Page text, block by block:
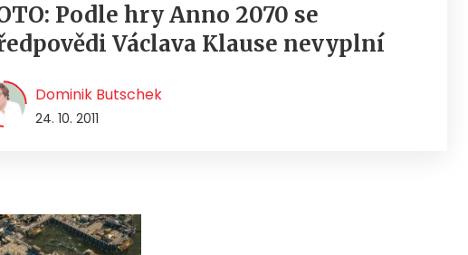
Podle hry Anno 2070 se
Václava Klause nevyplní
Dominik Butschek
24. 10. 2011